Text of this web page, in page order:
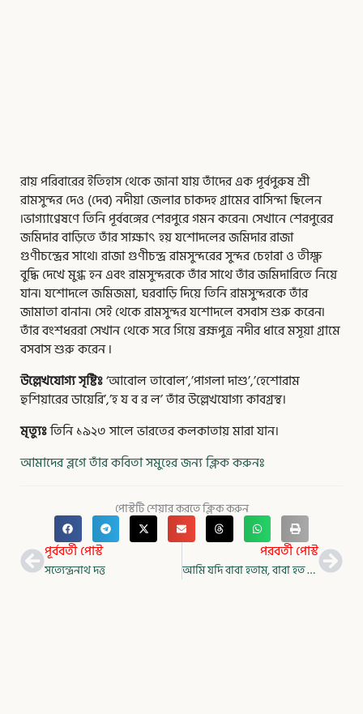
রায় পরিবারের ইতিহাস থেকে জানা যায় তাঁদের এক পূর্বপুরুষ শ্রী
রামসুন্দর দেও (দেব) নদীয়া জেলার চাকদহ গ্রামের বাসিন্দা ছিলেন
৷ভাগ্যাণ্বেষণে তিনি পূর্ববঙ্গের শেরপুরে গমন করেন৷ সেখানে শেরপুরের
জমিদার বাড়িতে তাঁর সাক্ষাৎ হয় যশোদলের জমিদার রাজা
গুণীচন্দ্রের সাথে৷ রাজা গুণীচন্দ্র রামসুন্দরের সুন্দর চেহারা ও তীক্ষ্ণ
বুদ্ধি দেখে মুগ্ধ হন এবং রামসুন্দরকে তাঁর সাথে তাঁর জমিদারিতে নিয়ে
যান৷ যশোদলে জমিজমা, ঘরবাড়ি দিয়ে তিনি রামসুন্দরকে তাঁর
জামাতা বানান৷ সেই থেকে রামসুন্দর যশোদলে বসবাস শুরু করেন৷
তাঁর বংশধররা সেখান থেকে সরে গিয়ে ব্রহ্মপুত্র নদীর ধারে মসূয়া গ্রামে
বসবাস শুরু করেন ৷
উল্লেখযোগ্য সৃষ্টিঃ‘আবোল তাবোল’,’পাগলা দাশু’,’হেশোরাম
হুশিয়ারের ডায়েরি’,’হ য ব র ল’ তাঁর উল্লেখযোগ্য কাবগ্রন্থ।
মৃত্যুঃতিনি ১৯২৩ সালে ভারতের কলকাতায় মারা যান।
আমাদের ব্লগে তাঁর কবিতা সমুহের জন্য ক্লিক করুনঃ
পোস্টটি শেয়ার করতে ক্লিক করুন
Prevপূর্ববর্তী পোস্ট
সত্যেন্দ্রনাথ দত্ত
পরবর্তী পোস্ট
আমি যদি বাবা হতাম, বাবা হত খোকা – কাজী নজরুল ইসলাম